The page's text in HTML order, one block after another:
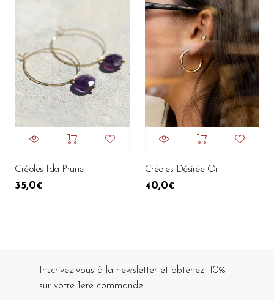
Créoles Ida Prune
35,0€
Créoles Désirée Or
40,0€
Inscrivez-vous à la newsletter et obtenez -10%
sur votre 1ère commande